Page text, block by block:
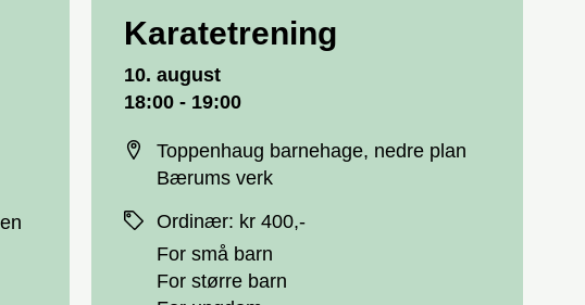
Karatetrening
10. august
18:00 - 19:00
Toppenhaug barnehage, nedre plan
Bærums verk
Ordinær: kr 400,-
For små barn
For større barn